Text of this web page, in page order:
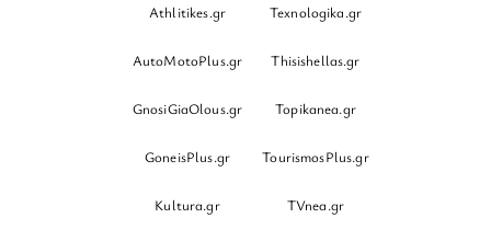
Athlitikes.gr Texnologika.gr
AutoMotoPlus.gr Thisishellas.gr
GnosiGiaOlous.gr Topikanea.gr
GoneisPlus.gr TourismosPlus.gr
Kultura.gr TVnea.gr